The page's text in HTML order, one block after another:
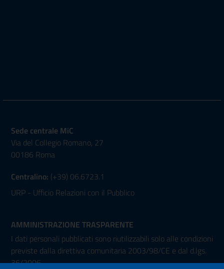
Sede centrale MiC
Via del Collegio Romano, 27
00186 Roma
Centralino: (+39) 06.6723.1
URP - Ufficio Relazioni con il Pubblico
AMMINISTRAZIONE TRASPARENTE
I dati personali pubblicati sono riutilizzabili solo alle condizioni
previste dalla direttiva comunitaria 2003/98/CE e dal d.lgs.
36/2006